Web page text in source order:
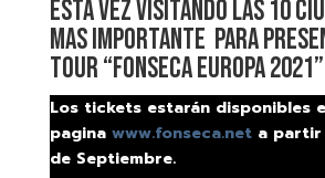
esta vez visitando las 10
mas importante para
tour “FONSECA EUROPA
Los tickets estarán disponibles
pagina www.fonseca.neta partir
de Septiembre.